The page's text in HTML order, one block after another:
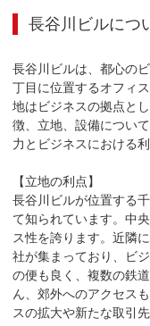
長谷川ビルにつ
長谷川ビルは、都心の
丁目に位置するオフィ
地はビジネスの拠点と
徴、立地、設備につい
力とビジネスにおける
【立地の利点】
長谷川ビルが位置する
て知られています。中
ス性を誇ります。近隣
社が集まっており、ビ
の便も良く、複数の鉄
ん、郊外へのアクセス
スの拡大や新たな取引